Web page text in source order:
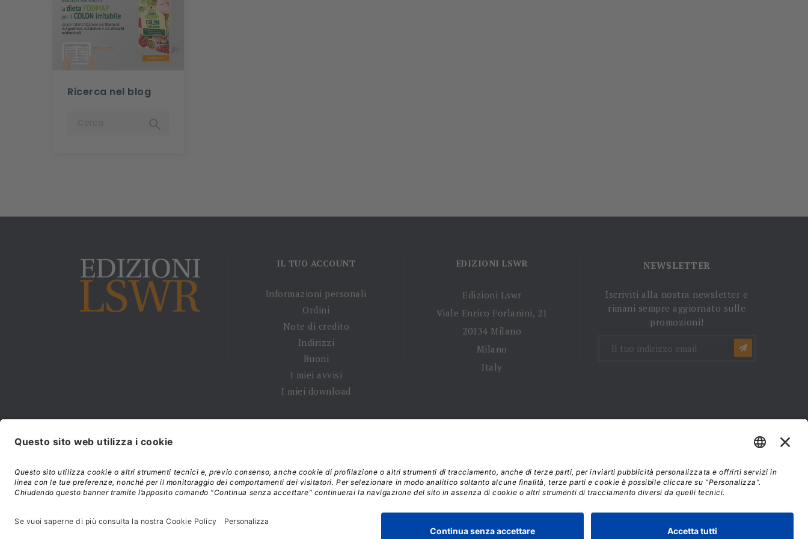
Ricerca nel blog
IL TUO ACCOUNT
Informazioni personali
Ordini
Note di credito
Indirizzi
Buoni
I miei avvisi
I miei download
EDIZIONI LSWR
Edizioni Lswr
Viale Enrico Forlanini, 21
20134 Milano
Milano
Italy
NEWSLETTER
Iscriviti alla nostra newsletter e
rimani sempre aggiornato sulle
promozioni!
© 2026 - La Tribuna S.r.l. | P.IVA 01702840180 | C.F. 01107460337
Responsabile della Protezione dei Dati: dpo@lswr.it
Viale Enrico Forlanini, 21 - 20134 Milano (MI)